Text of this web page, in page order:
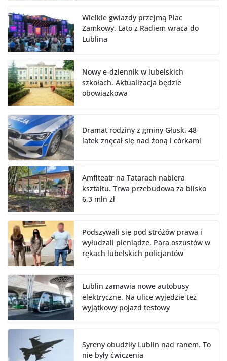
Wielkie gwiazdy przejmą Plac
Zamkowy. Lato z Radiem wraca do
Lublina
Nowy e-dziennik w lubelskich
szkołach. Aktualizacja będzie
obowiązkowa
Dramat rodziny z gminy Głusk. 48-
latek znęcał się nad żoną i córkami
Amfiteatr na Tatarach nabiera
kształtu. Trwa przebudowa za blisko
6,3 mln zł
Podszywali się pod stróżów prawa i
wyłudzali pieniądze. Para oszustów w
rękach lubelskich policjantów
Lublin zamawia nowe autobusy
elektryczne. Na ulice wyjedzie też
wyjątkowy pojazd testowy
Syreny obudziły Lublin nad ranem. To
nie były ćwiczenia